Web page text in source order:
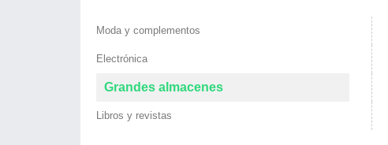
Moda y complementos
Electrónica
Grandes almacenes
Libros y revistas